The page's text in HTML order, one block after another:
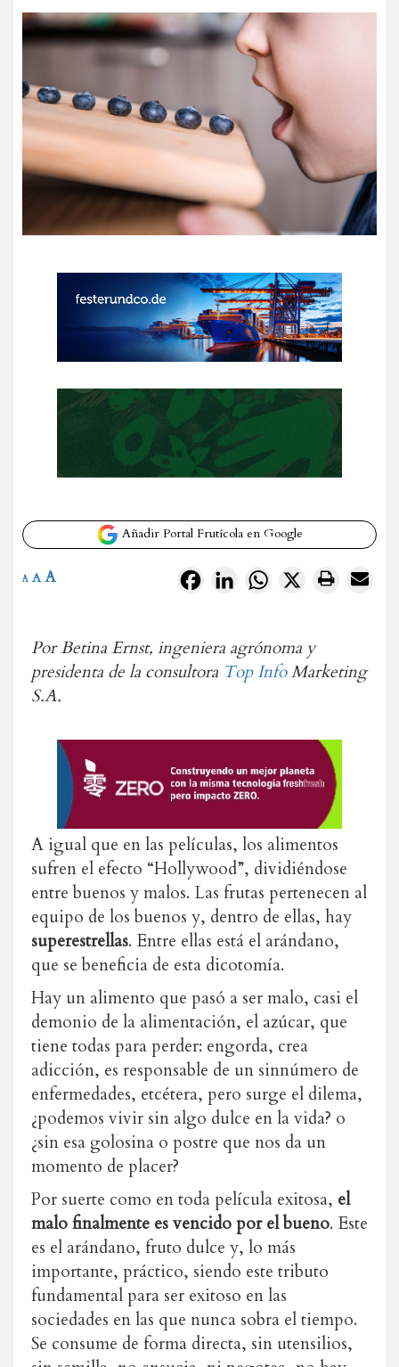
Añadir Portal Frutícola en Google
FacebookLinkedInWhatsApp
X
A A A
Por Betina Ernst, ingeniera agrónoma y
presidenta de la consultora Top InfoMarketing
S.A.
A igual que en las películas, los alimentos
sufren el efecto “Hollywood”, dividiéndose
entre buenos y malos. Las frutas pertenecen al
equipo de los buenos y, dentro de ellas, hay
superestrellas. Entre ellas está el arándano,
que se beneficia de esta dicotomía.
Hay un alimento que pasó a ser malo, casi el
demonio de la alimentación, el azúcar, que
tiene todas para perder: engorda, crea
adicción, es responsable de un sinnúmero de
enfermedades, etcétera, pero surge el dilema,
¿podemos vivir sin algo dulce en la vida? o
¿sin esa golosina o postre que nos da un
momento de placer?
Por suerte como en toda película exitosa, el
malo finalmente es vencido por el bueno. Este
es el arándano, fruto dulce y, lo más
importante, práctico, siendo este tributo
fundamental para ser exitoso en las
sociedades en las que nunca sobra el tiempo.
Se consume de forma directa, sin utensilios,